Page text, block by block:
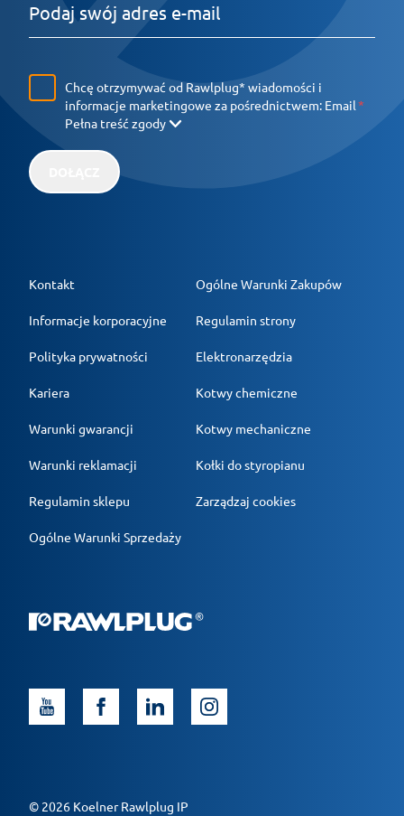
Chcę otrzymywać od Rawlplug* wiadomości i
informacje marketingowe za pośrednictwem: Email
Pełna treść zgody
Kontakt
Informacje korporacyjne
Polityka prywatności
Kariera
Warunki gwarancji
Warunki reklamacji
Regulamin sklepu
Ogólne Warunki Sprzedaży
Ogólne Warunki Zakupów
Regulamin strony
Elektronarzędzia
Kotwy chemiczne
Kotwy mechaniczne
Kołki do styropianu
Zarządzaj cookies
© 2026 Koelner Rawlplug IP